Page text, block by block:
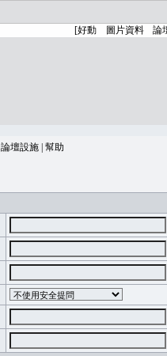
論壇設施 幫助